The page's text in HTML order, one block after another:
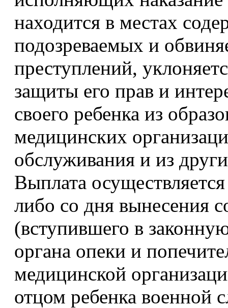
находится в местах
подозреваемых и
преступлений,
защиты его прав и
своего ребенка из
медицинских
обслуживания и из
Выплата
либо со дня вынесения
(вступившего в
органа опеки и
медицинской
отцом ребенка военной